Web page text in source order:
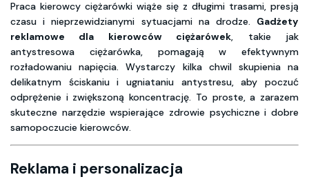
Praca kierowcy ciężarówki wiąże się z długimi trasami, presją
czasu i nieprzewidzianymi sytuacjami na drodze. Gadżety
reklamowe dla kierowców ciężarówek, takie jak
antystresowa ciężarówka, pomagają w efektywnym
rozładowaniu napięcia. Wystarczy kilka chwil skupienia na
delikatnym ściskaniu i ugniataniu antystresu, aby poczuć
odprężenie i zwiększoną koncentrację. To proste, a zarazem
skuteczne narzędzie wspierające zdrowie psychiczne i dobre
samopoczucie kierowców.
Reklama i personalizacja